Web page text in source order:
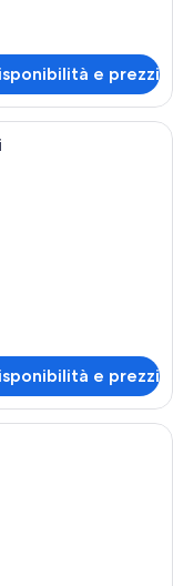
e prezzi
con un letto
e prezzi
con due letti, un